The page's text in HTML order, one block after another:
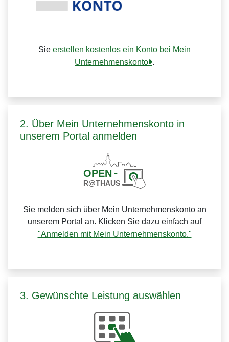
Sie erstellen kostenlos ein Konto bei Mein
Unternehmenskonto .
2. Über Mein Unternehmenskonto in
unserem Portal anmelden
Sie melden sich über Mein Unternehmenskonto an
unserem Portal an. Klicken Sie dazu einfach auf
"Anmelden mit Mein Unternehmenskonto."
3. Gewünschte Leistung auswählen